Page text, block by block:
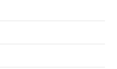
ざいます。お二人の
ではなく、もともと